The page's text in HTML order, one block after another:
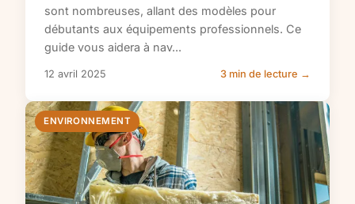
sont nombreuses, allant des modèles pour
débutants aux équipements professionnels. Ce
guide vous aidera à nav...
12 avril 2025 3 min de lecture →
ENVIRONNEMENT